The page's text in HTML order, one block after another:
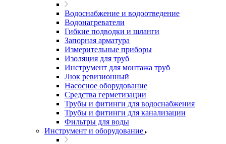
Водоснабжение и водоотведение
Водонагреватели
Гибкие подводки и шланги
Запорная арматура
Измерительные приборы
Изоляция для труб
Инструмент для монтажа труб
Люк ревизионный
Насосное оборудование
Средства герметизации
Трубы и фитинги для водоснабжения
Трубы и фитинги для канализации
Фильтры для воды
Инструмент и оборудование